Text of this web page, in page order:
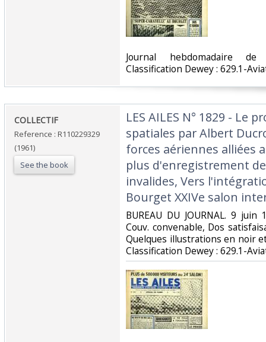
‎Journal hebdomadaire
Classification Dewey : 629.1-
‎COLLECTIF‎
Reference : R110229329
(1961)
See the book
‎LES AILES N° 1829 - Le
spatiales par Albert
forces aériennes alliées
plus d'enregistrement
invalides, Vers
Bourget XXIVe salon
‎BUREAU DU JOURNAL. 9
Couv. convenable, Dos
Quelques illustrations en noir
Classification Dewey : 629.1-